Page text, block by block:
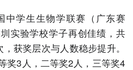
中学生生物学联赛（广东赛
实验学校学子再创佳绩，共
获奖层次与人数稳步提升。
奖3人，二等奖2人，三等奖4